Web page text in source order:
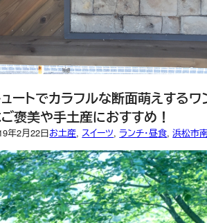
ートでカラフルな断面萌えするワ
褒美や手土産におすすめ！
年2月22日お土産, スイーツ, ランチ・昼食, 浜松市